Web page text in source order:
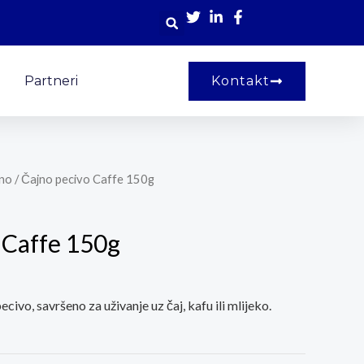
Partneri Kontakt
/ Čajno pecivo Caffe 150g
150g
savršeno za uživanje uz čaj, kafu ili mlijeko.